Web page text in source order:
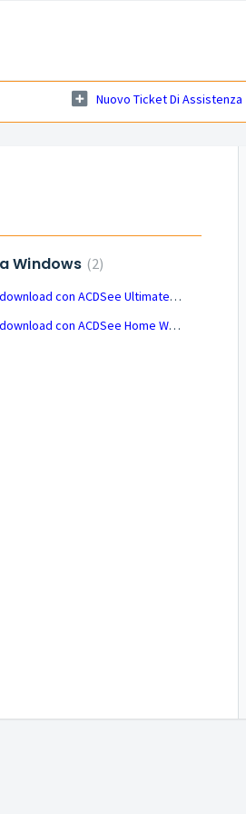
Nuovo Ticket Di Assistenza
Windows 2
Problemi di download con ACDSee Ultimate Web Installer
Problemi di download con ACDSee Home Web Installer